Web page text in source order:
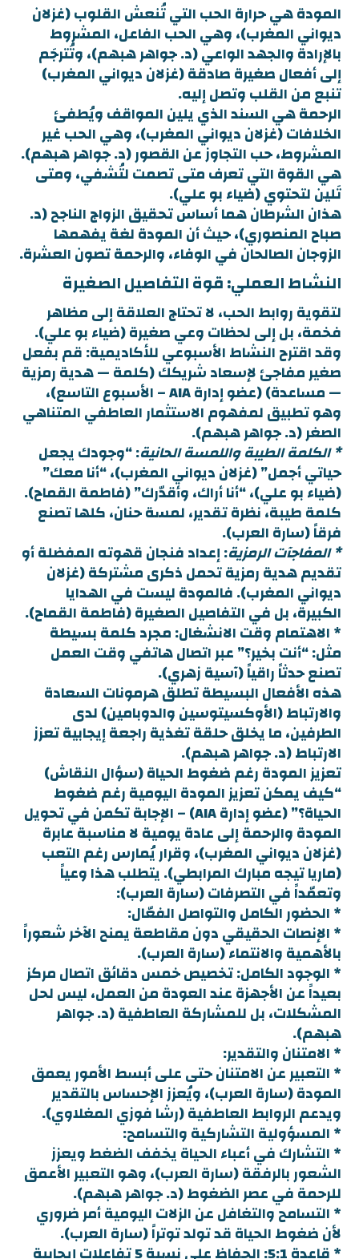
المودة هي حرارة الحب التي تُنعش القلوب (غزلان
ديواني المغرب)، وهي الحب الفاعل، المشروط
بالإرادة والجهد الواعي (د. جواهر هبهم)، وتُترجَم
إلى أفعال صغيرة صادقة (غزلان ديواني المغرب)
تنبع من القلب وتصل إليه.
الرحمة هي السند الذي يلين المواقف ويُطفئ
الخلافات (غزلان ديواني المغرب)، وهي الحب غير
المشروط، حب التجاوز عن القصور (د. جواهر هبهم).
هي القوة التي تعرف متى تصمت لتُشفي، ومتى
تَلين لتحتوي (ضياء بو علي).
هذان الشرطان هما أساس تحقيق الزواج الناجح (د.
صباح المنصوري)، حيث أن المودة لغة يفهمها
الزوجان الصالحان في الوفاء، والرحمة تصون العشرة.
النشاط العملي: قوة التفاصيل الصغيرة
لتقوية روابط الحب، لا تحتاج العلاقة إلى مظاهر
فخمة، بل إلى لحظات وعي صغيرة (ضياء بو علي).
وقد اقترح النشاط الأسبوعي للأكاديمية: قم بفعل
صغير مفاجئ لإسعاد شريكك (كلمة — هدية رمزية
— مساعدة) (عضو إدارة AIA – الأسبوع التاسع)،
وهو تطبيق لمفهوم الاستثمار العاطفي المتناهي
الصغر (د. جواهر هبهم).
* الكلمة الطيبة واللمسة الحانية: “وجودك يجعل
حياتي أجمل” (غزلان ديواني المغرب)، “أنا معك”
(ضياء بو علي)، “أنا أراك، وأقدّرك” (فاطمة القماح).
كلمة طيبة، نظرة تقدير، لمسة حنان، كلها تصنع
فرقاً (سارة العرب).
* المفاجآت الرمزية: إعداد فنجان قهوته المفضلة أو
تقديم هدية رمزية تحمل ذكرى مشتركة (غزلان
ديواني المغرب). فالمودة ليست في الهدايا
الكبيرة، بل في التفاصيل الصغيرة (فاطمة القماح).
* الاهتمام وقت الانشغال: مجرد كلمة بسيطة
مثل: “أنت بخير؟” عبر اتصال هاتفي وقت العمل
تصنع حدثاً راقياً (آسية زهري).
هذه الأفعال البسيطة تطلق هرمونات السعادة
والارتباط (الأوكسيتوسين والدوبامين) لدى
الطرفين، ما يخلق حلقة تغذية راجعة إيجابية تعزز
الارتباط (د. جواهر هبهم).
تعزيز المودة رغم ضغوط الحياة (سؤال النقاش)
“كيف يمكن تعزيز المودة اليومية رغم ضغوط
الحياة؟” (عضو إدارة AIA) – الإجابة تكمن في تحويل
المودة والرحمة إلى عادة يومية لا مناسبة عابرة
(غزلان ديواني المغرب)، وقرار يُمارس رغم التعب
(ماريا تيجه مبارك المرابطي). يتطلب هذا وعياً
وتعمّداً في التصرفات (سارة العرب):
* الحضور الكامل والتواصل الفعّال:
* الإنصات الحقيقي دون مقاطعة يمنح الآخر شعوراً
بالأهمية والانتماء (سارة العرب).
* الوجود الكامل: تخصيص خمس دقائق اتصال مركز
بعيداً عن الأجهزة عند العودة من العمل، ليس لحل
المشكلات، بل للمشاركة العاطفية (د. جواهر
هبهم).
* الامتنان والتقدير:
* التعبير عن الامتنان حتى على أبسط الأمور يعمق
المودة (سارة العرب)، ويُعزز الإحساس بالتقدير
ويدعم الروابط العاطفية (رشا فوزي المغلاوي).
* المسؤولية التشاركية والتسامح:
* التشارك في أعباء الحياة يخفف الضغط ويعزز
الشعور بالرفقة (سارة العرب)، وهو التعبير الأعمق
للرحمة في عصر الضغوط (د. جواهر هبهم).
* التسامح والتغافل عن الزلات اليومية أمر ضروري
لأن ضغوط الحياة قد تولد توتراً (سارة العرب).